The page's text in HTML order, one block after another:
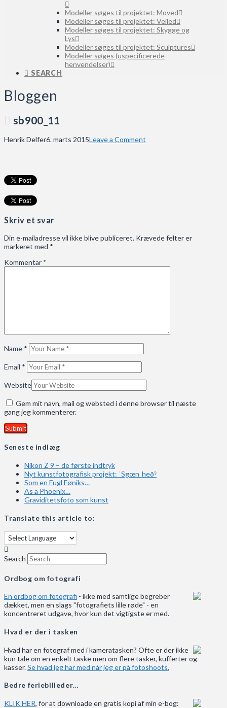
Modeller søges til projektet: Moved
Modeller søges til projektet: Veiled
Modeller søges til projektet: Skygge og
Lys
Modeller søges til projektet: Sculptures
Modeller søges (uspecificerede
henvendelser)
SEARCH
Bloggen
sb900_11
Henrik Delfer6. marts 2015Leave a Comment
Skriv et svar
Din e-mailadresse vil ikke blive publiceret. Krævede felter er
markeret med *
Kommentar *
Name *
Email *
Website
Gem mit navn, mail og websted i denne browser til næste
gang jeg kommenterer.
Seneste indlæg
Nikon Z 9 – de første indtryk
Nyt kunstfotografisk projekt: ˈSgœnˌheðˀ
Som en Fugl Føniks…
As a Phoenix…
Graviditetsfoto som kunst
Translate this article to:
Search
Ordbog om fotografi
En ordbog om fotografi - ikke med samtlige begreber
dækket, men en slags "fotografiets lille røde" - en
koncentreret udgave, hvor kun det vigtigste er med.
Hvad er der i tasken
Hvad har en fotograf med i kameratasken? Ofte er der ikke
kun tale om en enkelt taske men om flere tasker, kufferter og
kasser.Se hvad jeg har med når jeg er på fotoshoots.
Bedre feriebilleder…
KLIK HER, for at downloade en gratis kopi af min e-bog: